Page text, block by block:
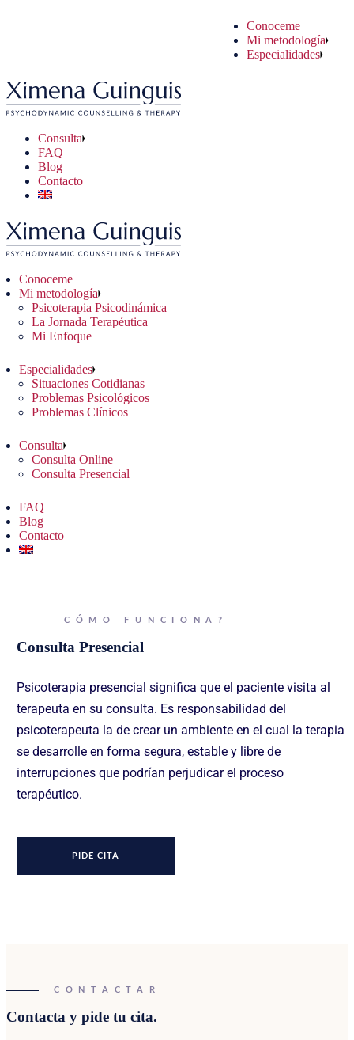
Conoceme
Mi metodología
Especialidades
Consulta
FAQ
Blog
Contacto
Conoceme
Mi metodología
Psicoterapia Psicodinámica
La Jornada Terapéutica
Mi Enfoque
Especialidades
Situaciones Cotidianas
Problemas Psicológicos
Problemas Clínicos
Consulta
Consulta Online
Consulta Presencial
FAQ
Blog
Contacto
CÓMO FUNCIONA?
Consulta Presencial
Psicoterapia presencial significa que el paciente visita al
terapeuta en su consulta. Es responsabilidad del
psicoterapeuta la de crear un ambiente en el cual la terapia
se desarrolle en forma segura, estable y libre de
interrupciones que podrían perjudicar el proceso
terapéutico.
PIDE CITA
CONTACTAR
Contacta y pide tu cita.